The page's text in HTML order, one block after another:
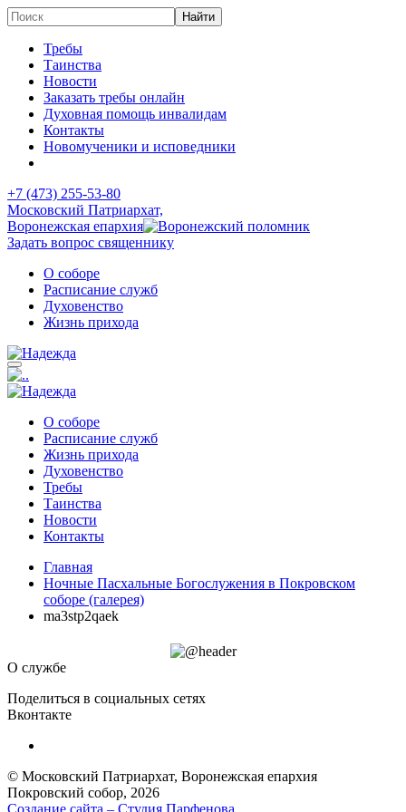
Требы
Таинства
Новости
Заказать требы онлайн
Духовная помощь инвалидам
Контакты
Новомученики и исповедники
+7 (473) 255-53-80
Московский Патриархат,
Воронежская епархия
Задать вопрос священнику
О соборе
Расписание служб
Духовенство
Жизнь прихода
О соборе
Расписание служб
Жизнь прихода
Духовенство
Требы
Таинства
Новости
Контакты
Главная
Ночные Пасхальные Богослужения в Покровском
соборе (галерея)
ma3stp2qaek
О службе
Поделиться в социальных сетях
Вконтакте
© Московский Патриархат, Воронежcкая епархия
Покровский собор, 2026